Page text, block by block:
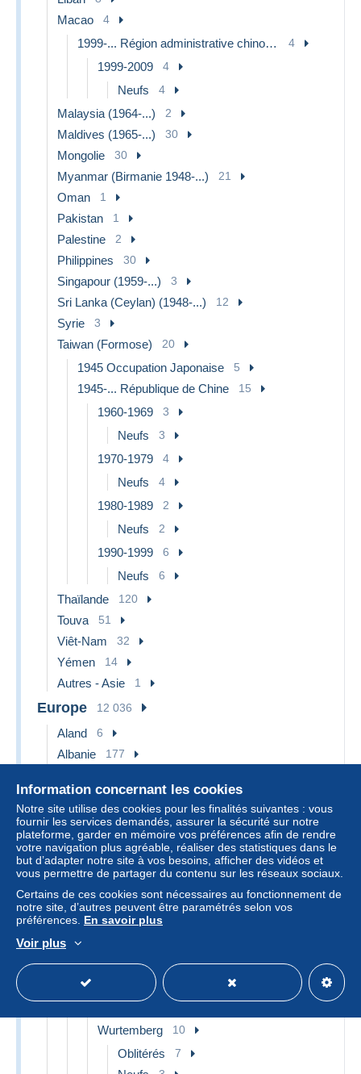
Macao 4
1999-... Région administrative chinoise 4
1999-2009 4
Neufs 4
Malaysia (1964-...) 2
Maldives (1965-...) 30
Mongolie 30
Myanmar (Birmanie 1948-...) 21
Oman 1
Pakistan 1
Palestine 2
Philippines 30
Singapour (1959-...) 3
Sri Lanka (Ceylan) (1948-...) 12
Syrie 3
Taiwan (Formose) 20
1945 Occupation Japonaise 5
1945-... République de Chine 15
1960-1969 3
Neufs 3
1970-1979 4
Neufs 4
1980-1989 2
Neufs 2
1990-1999 6
Neufs 6
Thaïlande 120
Touva 51
Viêt-Nam 32
Yémen 14
Autres - Asie 1
Europe 12 036
Aland 6
Albanie 177
Anciens Etats 32
Bade 3
Oblitérés 3
Bavière 14
Oblitérés 9
Neufs 5
Tour Et Taxis
Wurtemberg 10
Oblitérés 7
Information concernant les cookies
Notre site utilise des cookies pour les finalités suivantes : vous
fournir les services demandés, assurer la sécurité sur notre
plateforme, garder en mémoire vos préférences afin de rendre
votre navigation plus agréable, réaliser des statistiques dans le
but d’adapter notre site à vos besoins, afficher des vidéos et
vous permettre de partager du contenu sur les réseaux sociaux.
Certains de ces cookies sont nécessaires au fonctionnement de
notre site, d’autres peuvent être paramétrés selon vos
préférences. En savoir plus
Voir plus